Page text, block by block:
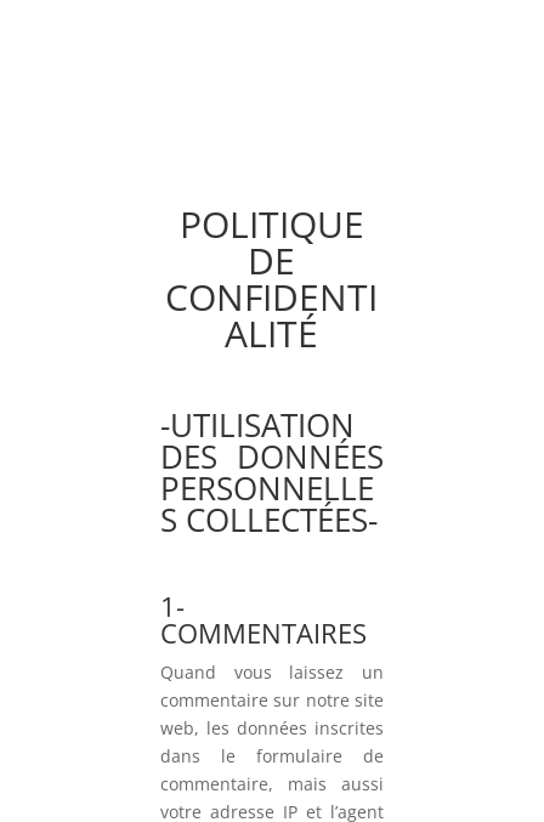
POLITIQUE
DE
CONFIDENTI
ALITÉ
-UTILISATION
DES DONNÉES
PERSONNELLE
S COLLECTÉES-
1-
COMMENTAIRES
Quand vous laissez un
commentaire sur notre site
web, les données inscrites
dans le formulaire de
commentaire, mais aussi
votre adresse IP et l’agent